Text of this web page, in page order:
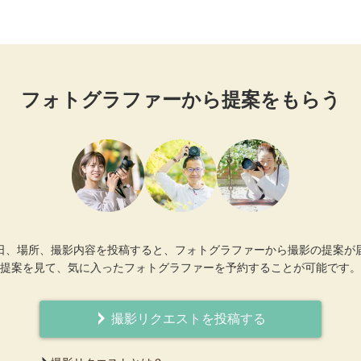
フォトグラファーから提案をもらう
、場所、撮影内容を投稿すると、フォトグラファーから撮影の提案が
提案を見て、気に入ったフォトグラファーを予約することが可能です。
撮影リクエストを投稿する